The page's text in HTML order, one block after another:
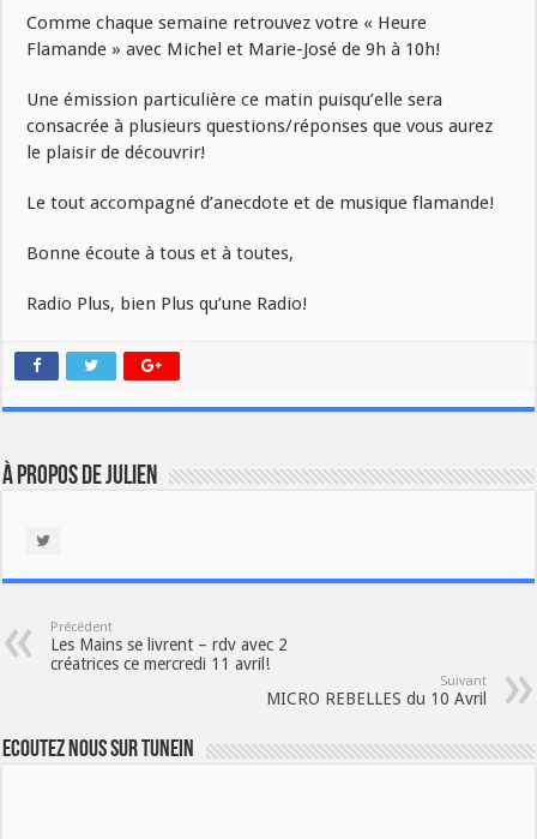
Comme chaque semaine retrouvez votre « Heure
Flamande » avec Michel et Marie-José de 9h à 10h!
Une émission particulière ce matin puisqu’elle sera
consacrée à plusieurs questions/réponses que vous aurez
le plaisir de découvrir!
Le tout accompagné d’anecdote et de musique flamande!
Bonne écoute à tous et à toutes,
Radio Plus, bien Plus qu’une Radio!
À propos de Julien
Précédent
Les Mains se livrent – rdv avec 2
créatrices ce mercredi 11 avril!
Suivant
MICRO REBELLES du 10 Avril
Ecoutez nous sur TuneIn